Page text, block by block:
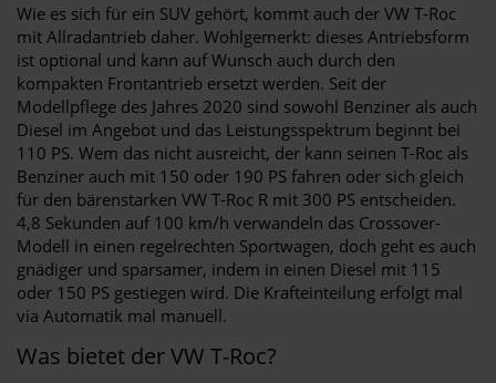
Wie es sich für ein SUV gehört, kommt auch der VW T-Roc
mit Allradantrieb daher. Wohlgemerkt: dieses Antriebsform
ist optional und kann auf Wunsch auch durch den
kompakten Frontantrieb ersetzt werden. Seit der
Modellpflege des Jahres 2020 sind sowohl Benziner als auch
Diesel im Angebot und das Leistungsspektrum beginnt bei
110 PS. Wem das nicht ausreicht, der kann seinen T-Roc als
Benziner auch mit 150 oder 190 PS fahren oder sich gleich
für den bärenstarken VW T-Roc R mit 300 PS entscheiden.
4,8 Sekunden auf 100 km/h verwandeln das Crossover-
Modell in einen regelrechten Sportwagen, doch geht es auch
gnädiger und sparsamer, indem in einen Diesel mit 115
oder 150 PS gestiegen wird. Die Krafteinteilung erfolgt mal
via Automatik mal manuell.
Was bietet der VW T-Roc?